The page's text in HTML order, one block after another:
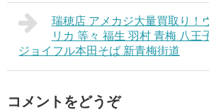
瑞穂店 アメカジ大量買取り！
リカ 等々 福生 羽村 青梅 八王
ジョイフル本田そば 新青梅街道
コメントをどうぞ